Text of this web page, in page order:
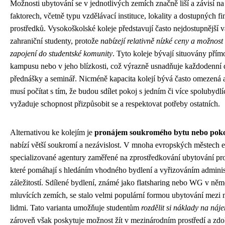
Možnosti ubytování se v jednotlivých zemích značně liší a závisí
faktorech, včetně typu vzdělávací instituce, lokality a dostupných
prostředků. Vysokoškolské koleje představují často nejdostupnější
zahraniční studenty, protože nabízejí relativně nízké ceny a
zapojení do studentské komunity. Tyto koleje bývají situovány
kampusu nebo v jeho blízkosti, což výrazně usnadňuje každodenní
přednášky a seminář. Nicméně kapacita kolejí bývá často omezená
musí počítat s tím, že budou sdílet pokoj s jedním či více
vyžaduje schopnost přizpůsobit se a respektovat potřeby ostatních.
Alternativou ke kolejím je pronájem soukromého bytu nebo
nabízí větší soukromí a nezávislost. V mnoha evropských městech
specializované agentury zaměřené na zprostředkování ubytování
které pomáhají s hledáním vhodného bydlení a vyřizováním
záležitostí. Sdílené bydlení, známé jako flatsharing nebo WG v
mluvících zemích, se stalo velmi populární formou ubytování mezi
lidmi. Tato varianta umožňuje studentům rozdělit si náklady na
zároveň však poskytuje možnost žít v mezinárodním prostředí a